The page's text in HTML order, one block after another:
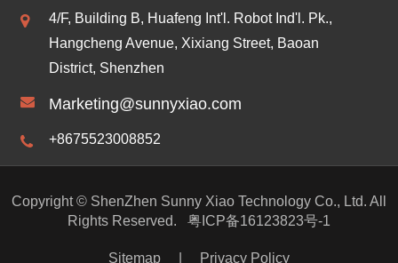
4/F, Building B, Huafeng Int'l. Robot Ind'l. Pk.,
Hangcheng Avenue, Xixiang Street, Baoan
District, Shenzhen
Marketing@sunnyxiao.com
+8675523008852
Copyright © ShenZhen Sunny Xiao Technology Co., Ltd. All
Rights Reserved.
粤ICP备16123823号-1
Sitemap Privacy Policy